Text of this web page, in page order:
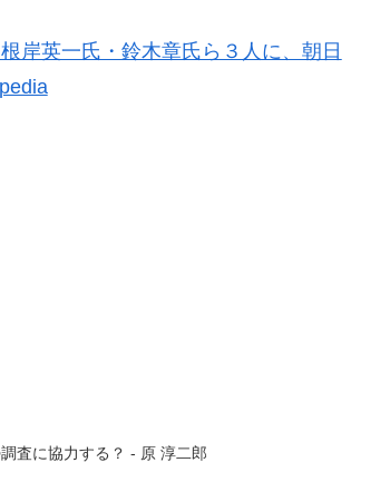
岸英一氏・鈴木章氏ら３人に、朝日
査に協力する？ - 原 淳二郎